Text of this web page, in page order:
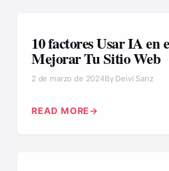
10 factores Usar IA en
Mejorar Tu Sitio Web
2 de marzo de 2024By Deivi Sanz
READ MORE